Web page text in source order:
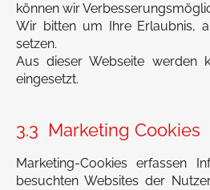
können wir
Wir bitten um Ihre Erlaubnis,
setzen.
Aus dieser Webseite werden
eingesetzt.
3.3 Marketing Cookies
Marketing-Cookies erfassen
besuchten Websites der